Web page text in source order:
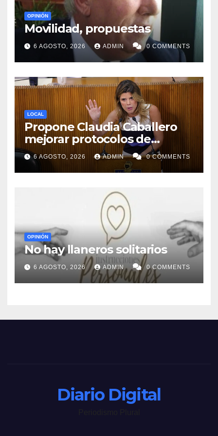
OPINIÓN
Movilidad, propuestas
6 AGOSTO, 2026 ADMIN 0 COMMENTS
LOCAL
Propone Claudia Caballero
mejorar protocolos de
seguridad en planteles
educativos
6 AGOSTO, 2026 ADMIN 0 COMMENTS
OPINIÓN
No hay llaneros solitarios
6 AGOSTO, 2026 ADMIN 0 COMMENTS
Diario Digital